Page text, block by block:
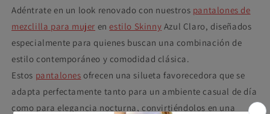
Adéntrate en un look renovado con nuestros pantalones de
mezclilla para mujer enestilo Skinny Azul Claro, diseñados
especialmente para quienes buscan una combinación de
estilo contemporáneo y comodidad clásica.
Estos pantalones ofrecen una silueta favorecedora que se
adapta perfectamente tanto para un ambiente casual de día
como para elegancia nocturna, convirtiéndolos en una